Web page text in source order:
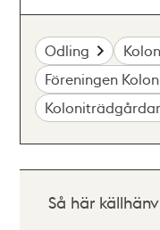
Odling
Föreningen
Koloniträdgårdar
Så här